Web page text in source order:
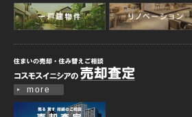
more